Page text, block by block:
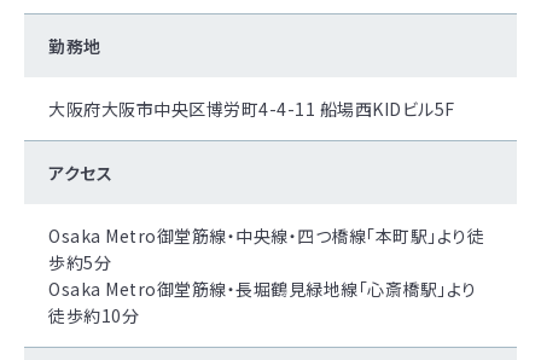
勤務地
大阪府大阪市中央区博労町4-4-11 船場西KIDビル5F
アクセス
Osaka Metro御堂筋線・中央線・四つ橋線「本町駅」より徒
歩約5分
Osaka Metro御堂筋線・長堀鶴見緑地線「心斎橋駅」より
徒歩約10分